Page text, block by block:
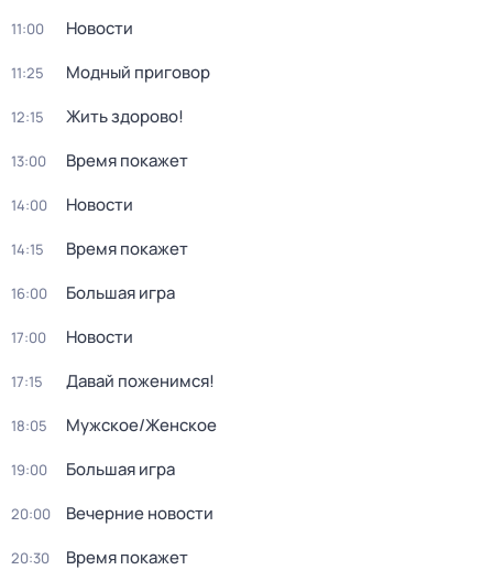
11:00 Новости
11:25 Модный приговор
12:15 Жить здорово!
13:00 Время покажет
14:00 Новости
14:15 Время покажет
16:00 Большая игра
17:00 Новости
17:15 Давай поженимся!
18:05 Мужское/Женское
19:00 Большая игра
20:00 Вечерние новости
20:30 Время покажет